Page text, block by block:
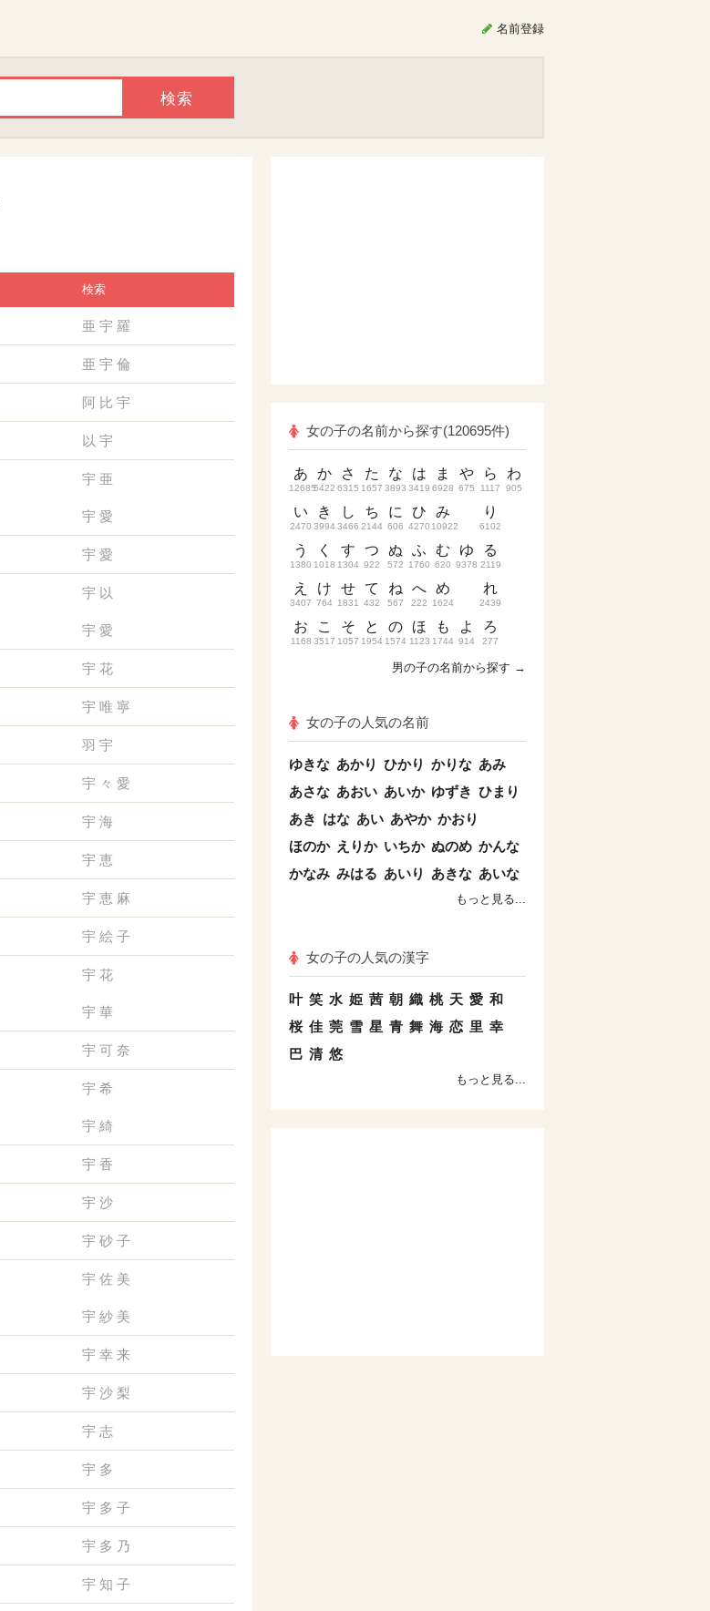
名前登録
検索
亜 宇 羅
亜 宇 倫
阿 比 宇
以 宇
宇 亜
宇 愛
宇 愛
宇 以
宇 愛
宇 花
宇 唯 寧
羽 宇
宇 々 愛
宇 海
宇 恵
宇 恵 麻
宇 絵 子
宇 花
宇 華
宇 可 奈
宇 希
宇 綺
宇 香
宇 沙
宇 砂 子
宇 佐 美
宇 紗 美
宇 幸 来
宇 沙 梨
宇 志
宇 多
宇 多 子
宇 多 乃
宇 知 子
女の子の名前から探す(120695件)
あ
12685
い
2470
う
1380
え
3407
お
1168
か
5422
き
3994
く
1018
け
764
こ
3517
さ
6315
し
3466
す
1304
せ
1831
そ
1057
た
1657
ち
2144
つ
922
て
432
と
1954
な
3893
に
606
ぬ
572
ね
567
の
1574
は
3419
ひ
4270
ふ
1760
へ
222
ほ
1123
ま
6928
み
10922
む
620
め
1624
も
1744
や
675
ゆ
9378
よ
914
ら
1117
り
6102
る
2119
れ
2439
ろ
277
わ
905
男の子の名前から探す →
女の子の人気の名前
ゆきな あかり ひかり かりな あみ
あさな あおい あいか ゆずき ひまり
あき はな あい あやか かおり
ほのか えりか いちか ぬのめ かんな
かなみ みはる あいり あきな あいな
もっと見る...
女の子の人気の漢字
叶 笑 水 姫 茜 朝 織 桃 天 愛 和
桜 佳 莞 雪 星 青 舞 海 恋 里 幸
巴 清 悠
もっと見る...